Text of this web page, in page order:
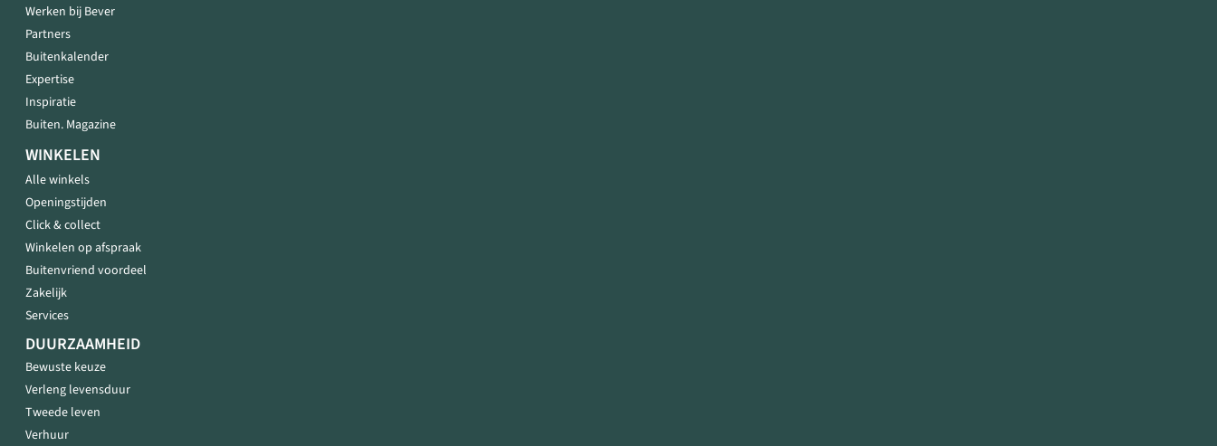
Werken bij Bever
Partners
Buitenkalender
Expertise
Inspiratie
Buiten. Magazine
WINKELEN
Alle winkels
Openingstijden
Click & collect
Winkelen op afspraak
Buitenvriend voordeel
Zakelijk
Services
DUURZAAMHEID
Bewuste keuze
Verleng levensduur
Tweede leven
Verhuur